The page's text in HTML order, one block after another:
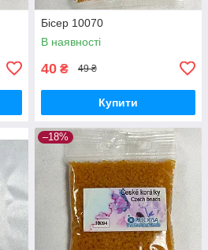
Бісер 10070
В наявності
40 ₴ 49 ₴
Купити
–18%